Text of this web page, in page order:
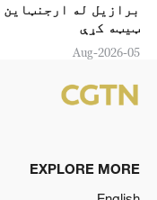
برازیل له
ټیټه کړې
05-Aug-2026
EXPLORE MORE